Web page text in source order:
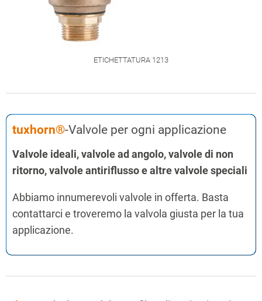
ETICHETTATURA 1213
tuxhorn®-Valvole per ogni applicazione
Valvole ideali, valvole ad angolo, valvole di non
ritorno, valvole antiriflussoe altrevalvole speciali
Abbiamo innumerevoli valvole in offerta. Basta
contattarci e troveremo la valvola giusta per la tua
applicazione.